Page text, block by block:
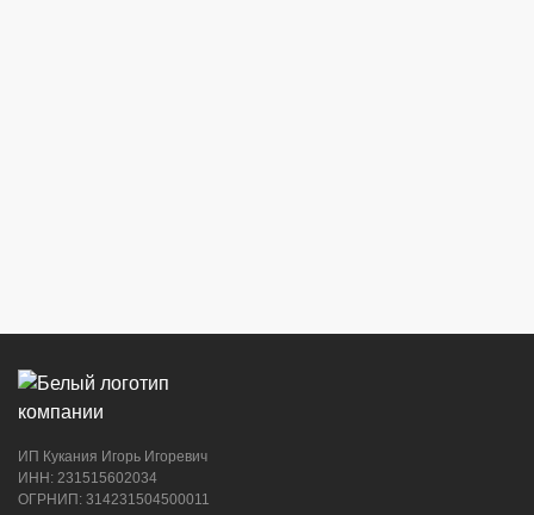
ИП Кукания Игорь Игоревич
ИНН: 231515602034
ОГРНИП: 314231504500011